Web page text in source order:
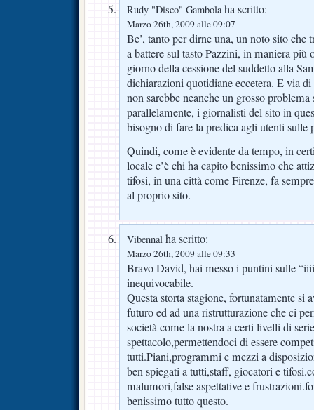
Rudy "Disco" Gambolaha scritto:
Marzo 26th, 2009 alle 09:07
Be’, tanto per dirne una, un noto sito che
a battere sul tasto Pazzini, in maniera più
giorno della cessione del suddetto alla
dichiarazioni quotidiane eccetera. E via
non sarebbe neanche un grosso problema
parallelamente, i giornalisti del sito in
bisogno di fare la predica agli utenti sulle
Quindi, come è evidente da tempo, in
locale c’è chi ha capito benissimo che
tifosi, in una città come Firenze, fa
al proprio sito.
Vibennal ha scritto:
Marzo 26th, 2009 alle 09:33
Bravo David, hai messo i puntini sulle
inequivocabile.
Questa storta stagione, fortunatamente si
futuro ed ad una ristrutturazione che ci
società come la nostra a certi livelli di
spettacolo,permettendoci di essere
tutti.Piani,programmi e mezzi a
ben spiegati a tutti,staff, giocatori e
malumori,false aspettative e
benissimo tutto questo.